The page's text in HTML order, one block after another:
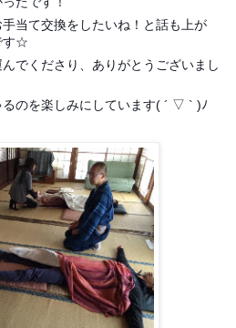
当て交換をしたいね！と話も上が
す☆
でくださり、ありがとうございまし
のを楽しみにしています( ´ ▽ ` )ﾉ